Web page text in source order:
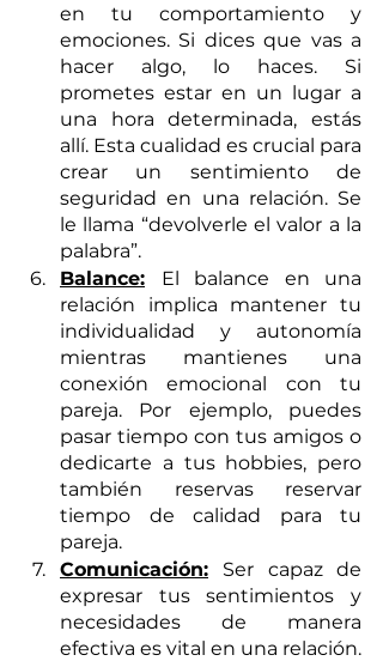
en tu comportamiento y
emociones. Si dices que vas a
hacer algo, lo haces. Si
prometes estar en un lugar a
una hora determinada, estás
allí. Esta cualidad es crucial para
crear un sentimiento de
seguridad en una relación. Se
le llama “devolverle el valor a la
palabra”.
Balance:
El balance en una
relación implica mantener tu
individualidad y autonomía
mientras mantienes una
conexión emocional con tu
pareja. Por ejemplo, puedes
pasar tiempo con tus amigos o
dedicarte a tus hobbies, pero
también reservas reservar
tiempo de calidad para tu
pareja.
Comunicación:
Ser capaz de
expresar tus sentimientos y
necesidades de manera
efectiva es vital en una relación.